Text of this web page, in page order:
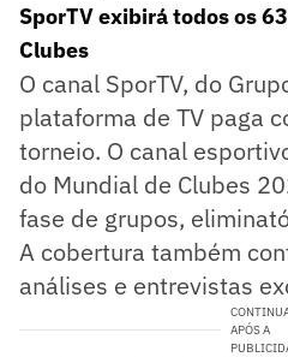
SporTV exibirá todos os
Clubes
O canal SporTV, do
plataforma de TV paga
torneio. O canal
do Mundial de Clubes
fase de grupos,
A cobertura também
análises e entrevistas
APÓS A